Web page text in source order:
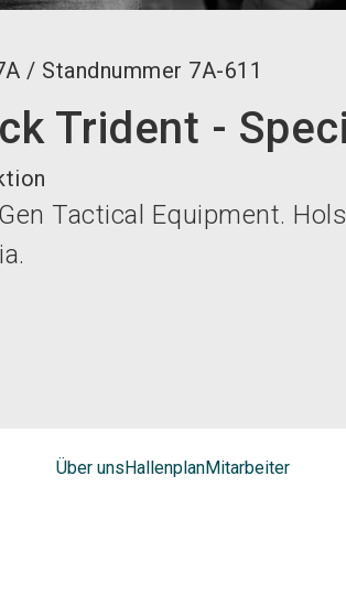
/ Standnummer 7A-611
Trident -
Tactical Equipment.
Über unsHallenplanMitarbeiter